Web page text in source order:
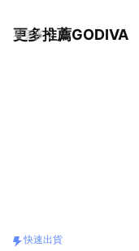
更多推薦GODIVA
看更多
快速出貨